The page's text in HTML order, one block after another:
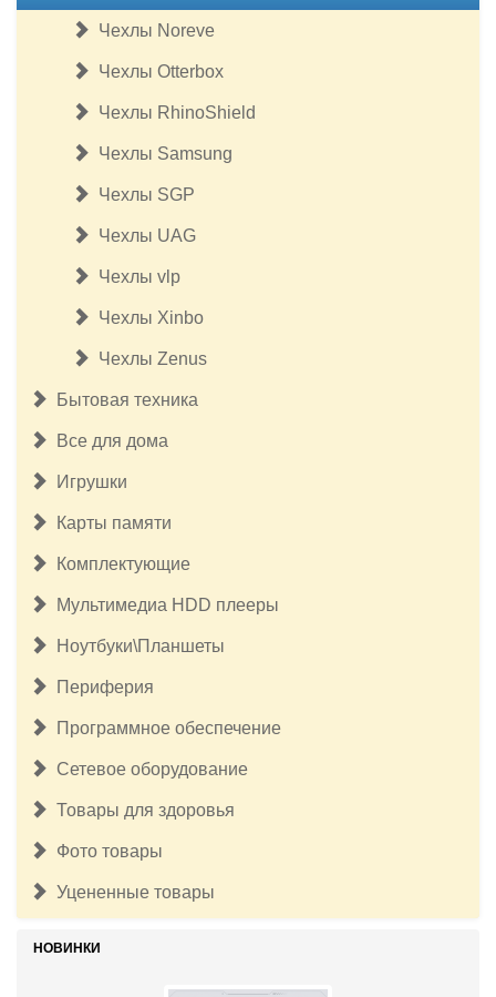
Чехлы Noreve
Чехлы Otterbox
Чехлы RhinoShield
Чехлы Samsung
Чехлы SGP
Чехлы UAG
Чехлы vlp
Чехлы Xinbo
Чехлы Zenus
Бытовая техника
Все для дома
Игрушки
Карты памяти
Комплектующие
Мультимедиа HDD плееры
Ноутбуки\Планшеты
Периферия
Программное обеспечение
Сетевое оборудование
Товары для здоровья
Фото товары
Уцененные товары
НОВИНКИ